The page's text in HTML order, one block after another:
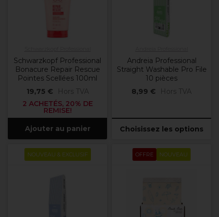
Schwarzkopf Professional
Bonacure Repair Rescue
Pointes Scellées 100ml
19,75 €
Hors TVA
2 ACHETÉS, 20% DE
REMISE!
Ajouter au panier
Andreia Professional
Straight Washable Pro File
10 pièces
8,99 €
Hors TVA
Choisissez les options
NOUVEAU & EXCLUSIF OFFRE NOUVEAU